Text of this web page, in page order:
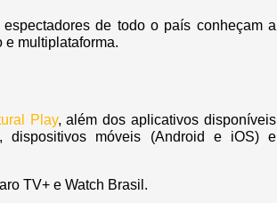
de todo o país conheçam a
multiplataforma.
Play, além dos aplicativos disponíveis
dispositivos móveis (Android e iOS) e
TV+ e Watch Brasil.